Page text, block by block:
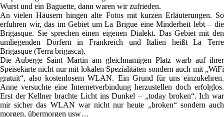
Wurst und ein Baguette, dann waren wir zufrieden.
An vielen Häusern hingen alte Fotos mit kurzen Erläuterungen. So
erfuhren wir, das im Gebiet um La Brigue eine Minderheit lebt – die
Brigasque. Sie sprechen einen eigenen Dialekt. Das Gebiet mit den
umliegenden Dörfern in Frankreich und Italien heißt La Terre
Brigasque (Terra brigasca).
Die Auberge Saint Martin am gleichnamigen Platz warb auf ihrer
Speisekarte nicht nur mit lokalen Spezialitäten sondern auch mit „WiFi
gratuit“, also kostenlosem WLAN. Ein Grund für uns einzukehren.
Anne versuchte eine Internetverbindung herzustellen doch erfolglos.
Erst der Kellner brachte Licht ins Dunkel – „today broken“. Ich war
mir sicher das WLAN war nicht nur heute „broken“ sondern auch
morgen, übermorgen usw…